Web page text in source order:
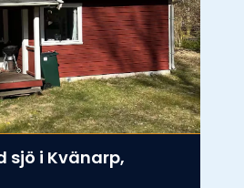
sjö i Kvänarp,